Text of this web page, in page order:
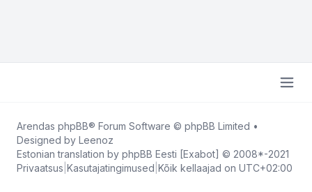
Arendas phpBB® Forum Software © phpBB Limited •
Designed by Leenoz
Estonian translation by phpBB Eesti [Exabot] © 2008*-2021
Privaatsus Kasutajatingimused Kõik kellaajad on UTC+02:00